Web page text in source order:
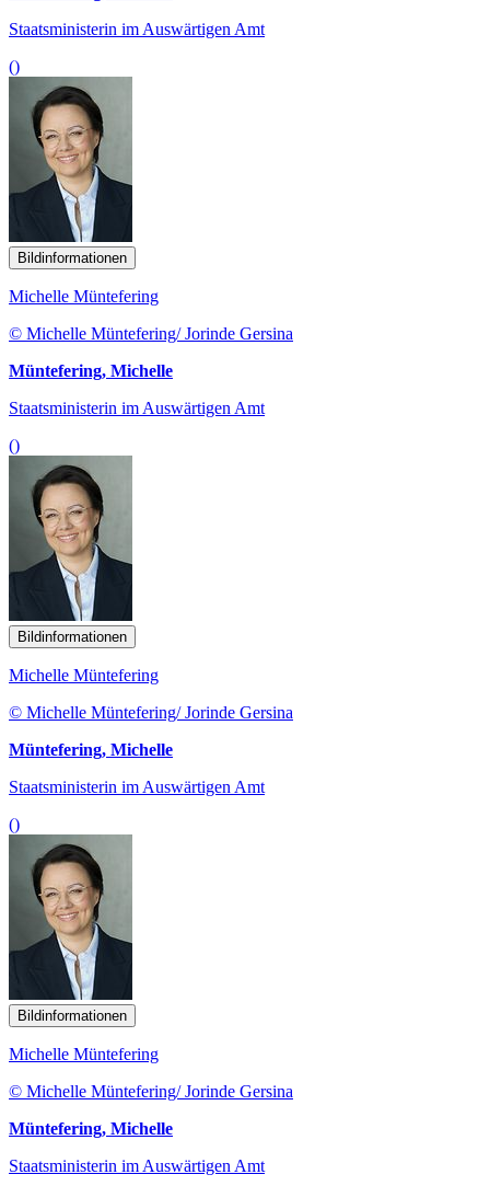
Staatsministerin im Auswärtigen Amt
()
Bildinformationen
Michelle Müntefering
© Michelle Müntefering/ Jorinde Gersina
Müntefering, Michelle
Staatsministerin im Auswärtigen Amt
()
Bildinformationen
Michelle Müntefering
© Michelle Müntefering/ Jorinde Gersina
Müntefering, Michelle
Staatsministerin im Auswärtigen Amt
()
Bildinformationen
Michelle Müntefering
© Michelle Müntefering/ Jorinde Gersina
Müntefering, Michelle
Staatsministerin im Auswärtigen Amt